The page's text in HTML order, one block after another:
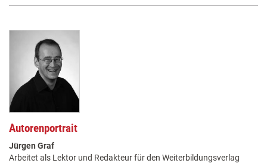
Autorenportrait
Jürgen Graf
Arbeitet als Lektor und Redakteur für den Weiterbildungsverlag